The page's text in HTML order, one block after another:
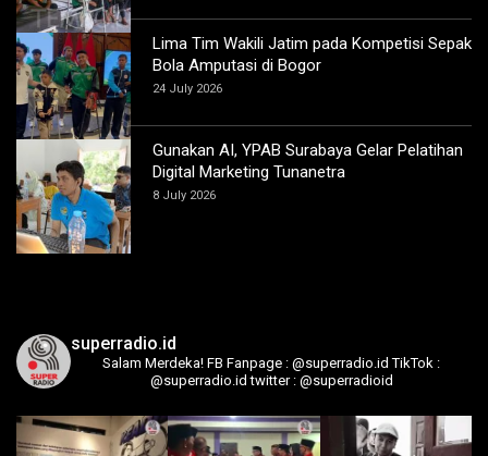
Lima Tim Wakili Jatim pada Kompetisi Sepak
Bola Amputasi di Bogor
24 July 2026
Gunakan AI, YPAB Surabaya Gelar Pelatihan
Digital Marketing Tunanetra
8 July 2026
superradio.id
Salam Merdeka! FB Fanpage : @superradio.id TikTok :
@superradio.id twitter : @superradioid